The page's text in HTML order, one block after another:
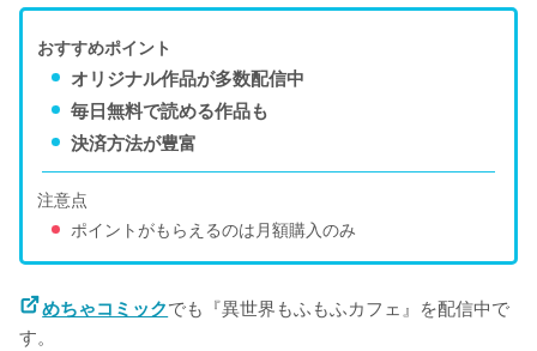
おすすめポイント
オリジナル作品が多数配信中
毎日無料で読める作品も
決済方法が豊富
注意点
ポイントがもらえるのは月額購入のみ
めちゃコミックでも『異世界もふもふカフェ』を配信中で
す。